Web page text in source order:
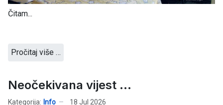
Čitam...
Pročitaj više …
Neočekivana vijest ...
Kategorija: Info 18 Jul 2026